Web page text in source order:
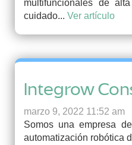
multifuncionales de
cuidado... Ver artículo
Integrow
marzo 9, 2022 11:52 am
Somos una empresa
automatización robótica